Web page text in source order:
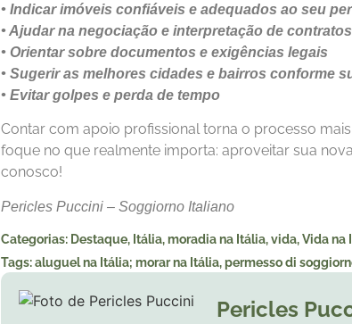
• Indicar imóveis confiáveis e adequados ao seu
• Ajudar na negociação e interpretação de contratos
• Orientar sobre documentos e exigências legais
• Sugerir as melhores cidades e bairros conforme
• Evitar golpes e perda de tempo
Contar com apoio profissional torna o processo
foque no que realmente importa: aproveitar sua
conosco!
Pericles Puccini – Soggiorno Italiano
Categorias: Destaque, Itália,moradia na Itália,vida,Vida na
Tags:aluguel na Itália; morar na Itália,permesso di
Pericles